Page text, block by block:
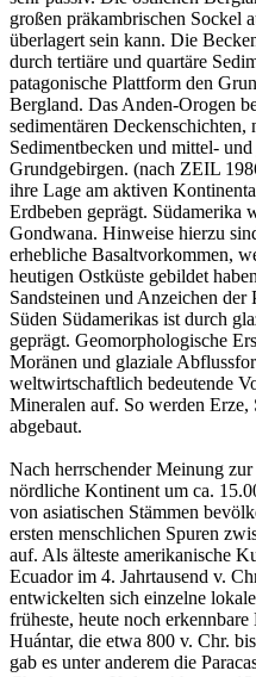
großen präkambrischen Sockel
überlagert sein kann. Die
durch tertiäre und quartäre
patagonische Plattform den
Bergland. Das Anden-Orogen
sedimentären Deckenschichten,
Sedimentbecken und mittel-
Grundgebirgen. (nach ZEIL
ihre Lage am aktiven
Erdbeben geprägt. Südamerika
Gondwana. Hinweise hierzu
erhebliche Basaltvorkommen,
heutigen Ostküste gebildet
Sandsteinen und Anzeichen
Süden Südamerikas ist durch
geprägt. Geomorphologische
Moränen und glaziale
weltwirtschaftlich bedeutende
Mineralen auf. So werden
abgebaut.
Nach herrschender Meinung
nördliche Kontinent um ca.
von asiatischen Stämmen
ersten menschlichen Spuren
auf. Als älteste amerikanische
Ecuador im 4. Jahrtausend v.
entwickelten sich einzelne
früheste, heute noch
Huántar, die etwa 800 v. Chr.
gab es unter anderem die